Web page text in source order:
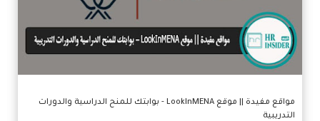
مواقع مفيدة || موقع ‏LookInMENA ‏- بوابتك للمنح الدراسية والدورات
التدريبية